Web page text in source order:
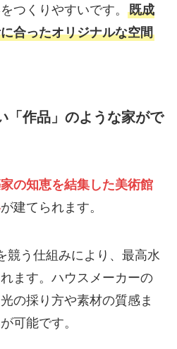
つくりやすいです。 既成
合ったオリジナルな空間
「作品」のような家がで
の知恵を結集した美術館
が建てられます。
競う仕組みにより、最高水
ます。ハウスメーカーの
の採り方や素材の質感ま
可能です。